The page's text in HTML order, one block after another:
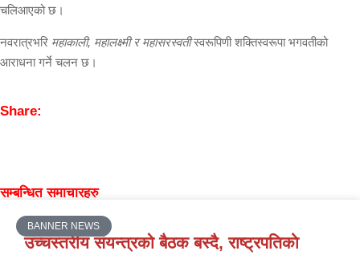
चलिआएको छ।
नवरात्रभरि महाकाली, महालक्ष्मी र महासरस्वतीस्वरूपिणी शक्तिस्वरूपा भगवतीको
आराधना गर्ने चलन छ।
Share:
सम्बन्धित समाचारहरु
BANNER NEWS
उच्चस्तरीय संयन्त्रको बैठक बस्दै, राष्ट्रपतिकाे